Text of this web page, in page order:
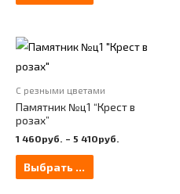
С резными цветами
Памятник №ц1 “Крест в
розах”
1 460руб. – 5 410руб.
Выбрать ...